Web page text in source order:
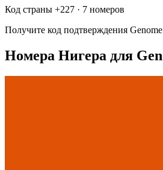
Код страны +227 · 7 номеров
Получите код подтверждения Genome
Номера Нигера для